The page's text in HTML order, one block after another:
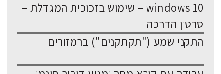
windows 10 – שימוש בזכוכית המגדלת –
סרטון הדרכה
התקני שמע ("תקתקנים") ברמזורים